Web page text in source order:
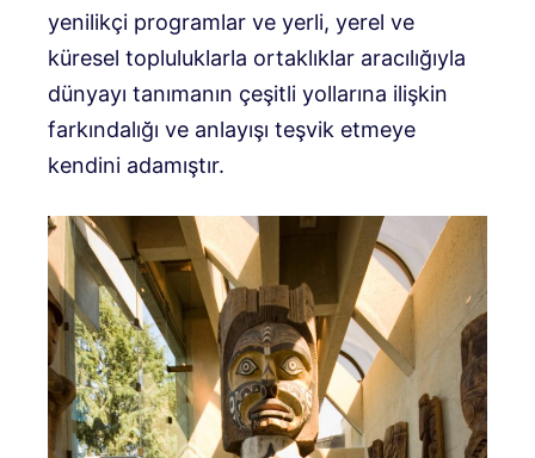
yenilikçi programlar ve yerli, yerel ve
küresel topluluklarla ortaklıklar aracılığıyla
dünyayı tanımanın çeşitli yollarına ilişkin
farkındalığı ve anlayışı teşvik etmeye
kendini adamıştır.